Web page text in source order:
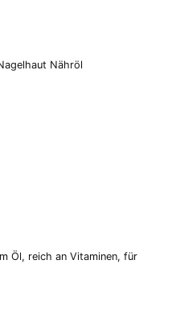
Öl, reich an Vitaminen, für